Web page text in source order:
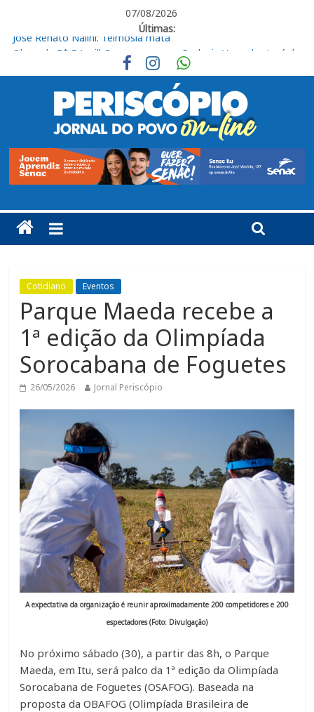
07/08/2026
Últimas:
Obras de R$ 54 milhões avançam na Rodovia Vereador José de
Em casa, Ituano Sub-20 perde para o Red Bull Bragantino
Ituano quer união para vencer o Barra neste sábado
Feira + Itu acontece neste final de semana na Praça do Carmo
José Renato Nalini: Teimosia mata
Cotidiano Eventos
Parque Maeda recebe a
1ª edição da Olimpíada
Sorocabana de Foguetes
26/05/2026 Jornal Periscópio
A expectativa da organização é reunir aproximadamente 200 competidores e 200
espectadores (Foto: Divulgação)
No próximo sábado (30), a partir das 8h, o Parque
Maeda, em Itu, será palco da 1ª edição da Olimpíada
Sorocabana de Foguetes (OSAFOG). Baseada na
proposta da OBAFOG (Olimpíada Brasileira de